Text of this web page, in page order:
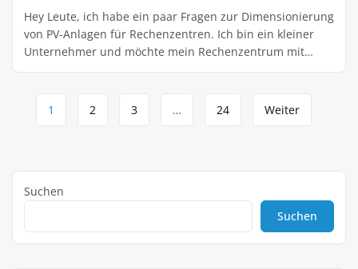
Hey Leute, ich habe ein paar Fragen zur Dimensionierung
von PV-Anlagen für Rechenzentren. Ich bin ein kleiner
Unternehmer und möchte mein Rechenzentrum mit
sein sollte. Ich meine, wie viele Panels brauche ich? Und
Seitennavigation
1 2 3 … 24 Weiter
Suchen
Suchen